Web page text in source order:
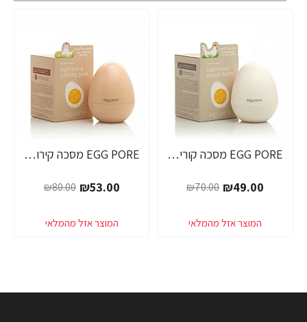
-30% EGG PORE מסכה קוריאנית לניקוי ראשים שחורים 30 גרם - מבית Tony Moly
₪49.00
₪70.00
-34% EGG PORE מסכה קירור לכיווץ נקבוביות 30 גרם - מבית Tony Moly
₪53.00
₪80.00